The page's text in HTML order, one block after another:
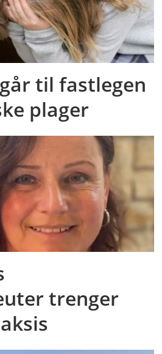
til fastlegen
plager
trenger